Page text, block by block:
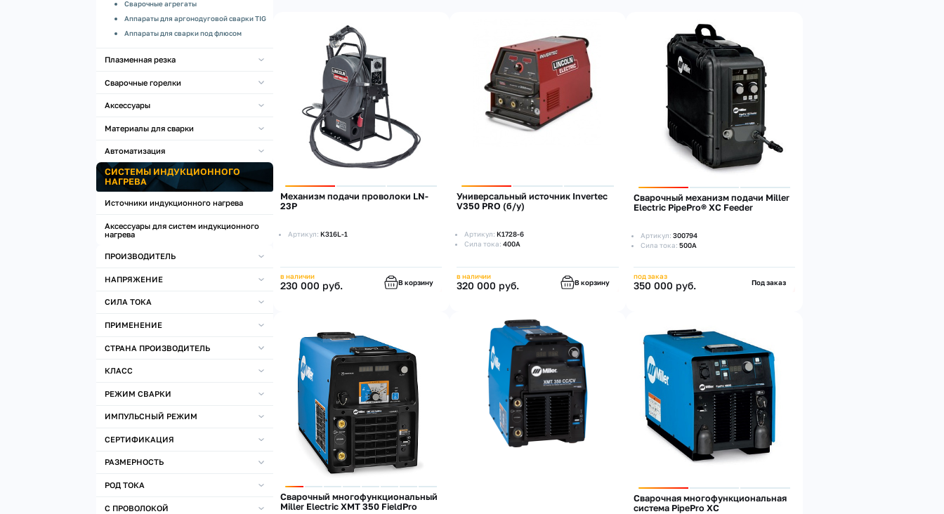
Сварочные агрегаты
Аппараты для аргонодуговой сварки TIG
Аппараты для сварки под флюсом
Плазменная резка
Сварочные горелки
Аксессуары
Материалы для сварки
Автоматизация
СИСТЕМЫ ИНДУКЦИОННОГО
НАГРЕВА
Источники индукционного нагрева
Аксессуары для систем индукционного
нагрева
ПРОИЗВОДИТЕЛЬ
НАПРЯЖЕНИЕ
СИЛА ТОКА
ПРИМЕНЕНИЕ
СТРАНА ПРОИЗВОДИТЕЛЬ
КЛАСС
РЕЖИМ СВАРКИ
ИМПУЛЬСНЫЙ РЕЖИМ
СЕРТИФИКАЦИЯ
РАЗМЕРНОСТЬ
РОД ТОКА
С ПРОВОЛОКОЙ
Механизм подачи проволоки LN-
23P
Артикул: K316L-1
в наличии
230 000 руб. В корзину
Универсальный источник Invertec
V350 PRO (б/у)
Артикул: K1728-6
Сила тока: 400А
в наличии
320 000 руб. В корзину
Сварочный механизм подачи Miller
Electric PipePro® XC Feeder
Артикул:300794
Сила тока:500А
под заказ
350 000 руб. Под заказ
Сварочный многофункциональный
Miller Electric XMT 350 FieldPro
Сварочная многофункциональная
система PipePro XC